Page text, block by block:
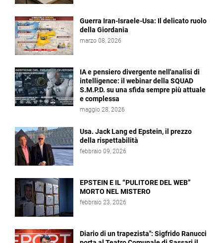
Guerra Iran-Israele-Usa: Il delicato ruolo
della Giordania
marzo 08, 2026
IA e pensiero divergente nell'analisi di
intelligence: il webinar della SQUAD
S.M.P.D. su una sfida sempre più attuale
e complessa
maggio 28, 2026
Usa. Jack Lang ed Epstein, il prezzo
della rispettabilità
febbraio 09, 2026
EPSTEIN E IL “PULITORE DEL WEB”
MORTO NEL MISTERO
febbraio 23, 2026
Diario di un trapezista": Sigfrido Ranucci